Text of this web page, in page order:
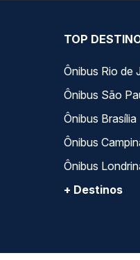
TOP
Ônibus Rio de
Ônibus São
Ônibus Brasília
Ônibus
Ônibus
+ Destinos